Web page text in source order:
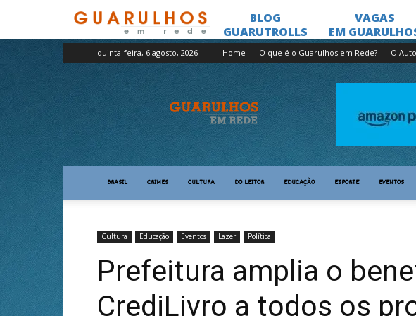
quinta-feira, 6 agosto, 2026 Home O que é o Guarulhos em Rede? O
Guarulhos
em
Rede
BRASIL CRIMES CULTURA DO LEITOR EDUCAÇÃO ESPORTE EVENTOS
Cultura Educação Eventos Lazer Política
Prefeitura amplia o
CrediLivro a todos os